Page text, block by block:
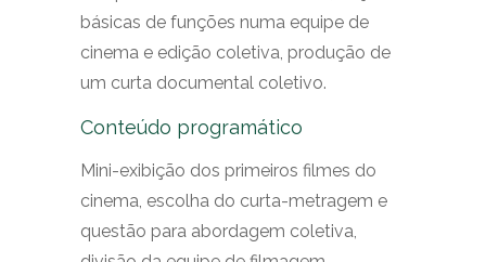
básicas de funções numa equipe de
cinema e edição coletiva, produção de
um curta documental coletivo.
Conteúdo programático
Mini-exibição dos primeiros filmes do
cinema, escolha do curta-metragem e
questão para abordagem coletiva,